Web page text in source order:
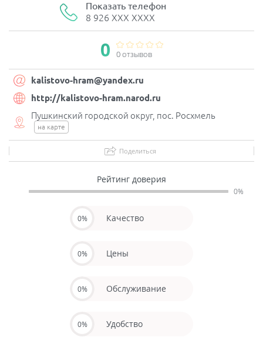
Показать телефон
8 926 XXX XXXX
0 0 отзывов
kalistovo-hram@yandex.ru
http://kalistovo-hram.narod.ru
Пушкинский городской округ, пос. Росхмель
на карте
Поделиться
Рейтинг доверия
0%
0% Качество
0% Цены
0% Обслуживание
0% Удобство